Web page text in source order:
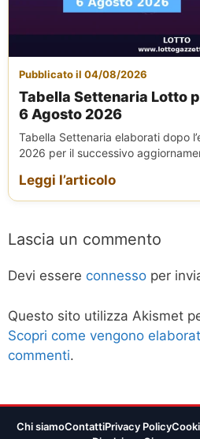
Pubblicato il 04/08/2026
Tabella Settenaria Lotto
6 Agosto 2026
Tabella Settenaria elaborati dopo
2026 per il successivo
Leggi l’articolo
Lascia un commento
Devi essere connesso per
Questo sito utilizza Akismet
Scopri come vengono
commenti.
Chi siamoContattiPrivacy Policy